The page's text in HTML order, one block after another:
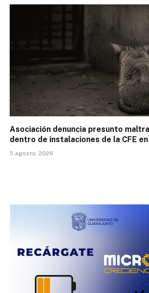
Asociación denuncia presunto
dentro de instalaciones de la CFE
5 agosto, 2026